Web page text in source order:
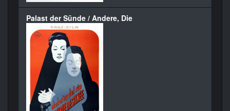
Palast der Sünde / Andere, Die